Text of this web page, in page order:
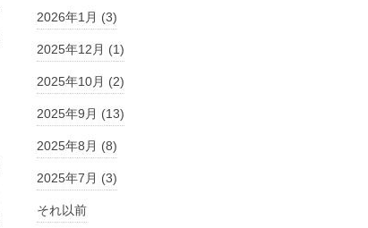
2026年1月 (3)
2025年12月 (1)
2025年10月 (2)
2025年9月 (13)
2025年8月 (8)
2025年7月 (3)
それ以前